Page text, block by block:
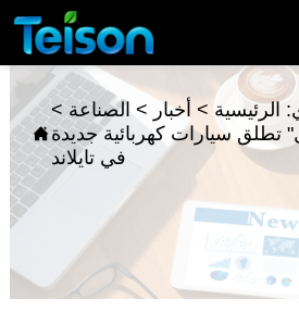

الرئيسية > أخبار > الصناعة >
تطلق سيارات كهربائية جديدة
في تايلاند